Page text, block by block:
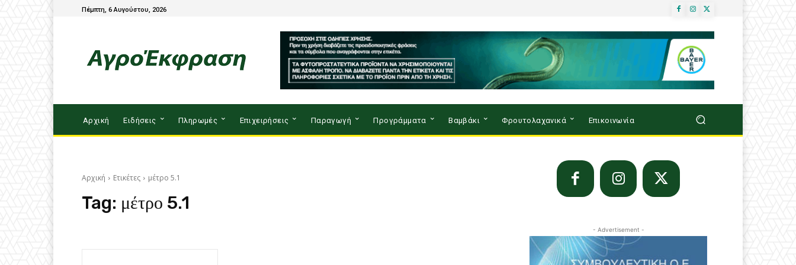
Πέμπτη, 6 Αυγούστου, 2026
Αρχική Ειδήσεις Πληρωμές Επιχειρήσεις Παραγωγή Προγράμματα Βαμβάκι Φρουτολαχανικά Επικοινωνία
Αρχική Ετικέτες μέτρο 5.1
Tag: μέτρο 5.1
- Advertisement -